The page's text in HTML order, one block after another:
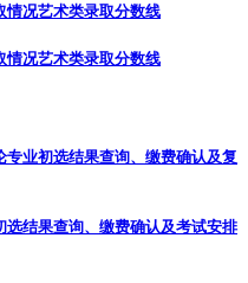
情况艺术类录取分数线
情况艺术类录取分数线
业初选结果查询、缴费确认及复
结果查询、缴费确认及考试安排